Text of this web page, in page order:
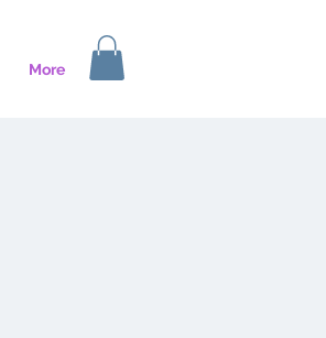
More